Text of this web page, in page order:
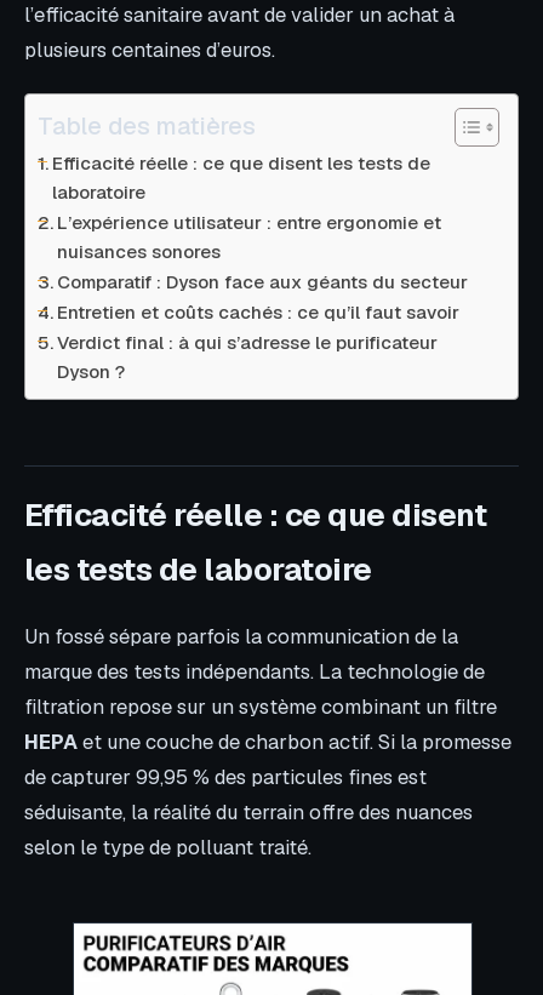
l’efficacité sanitaire avant de valider un achat à
plusieurs centaines d’euros.
Table des matières
Efficacité réelle : ce que disent les tests de
laboratoire
L’expérience utilisateur : entre ergonomie et
nuisances sonores
Comparatif : Dyson face aux géants du secteur
Entretien et coûts cachés : ce qu’il faut savoir
Verdict final : à qui s’adresse le purificateur
Dyson ?
Efficacité réelle : ce que disent
les tests de laboratoire
Un fossé sépare parfois la communication de la
marque des tests indépendants. La technologie de
filtration repose sur un système combinant un filtre
HEPAet une couche de charbon actif. Si la promesse
de capturer 99,95 % des particules fines est
séduisante, la réalité du terrain offre des nuances
selon le type de polluant traité.